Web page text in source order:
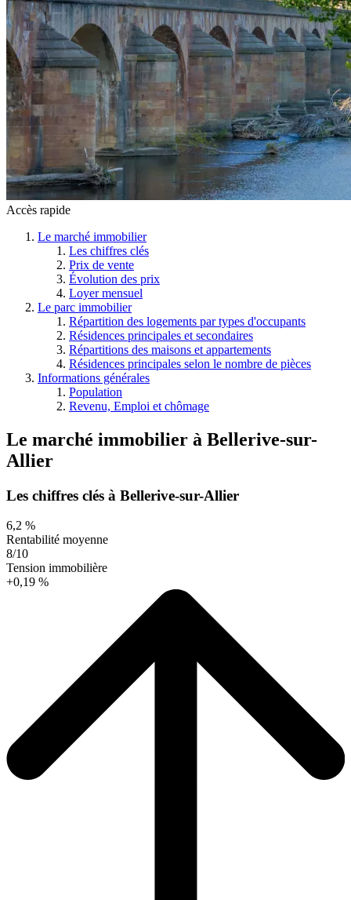
Accès rapide
Le marché immobilier
Les chiffres clés
Prix de vente
Évolution des prix
Loyer mensuel
Le parc immobilier
Répartition des logements par types d'occupants
Résidences principales et secondaires
Répartitions des maisons et appartements
Résidences principales selon le nombre de pièces
Informations générales
Population
Revenu, Emploi et chômage
Le marché immobilier à Bellerive-sur-
Allier
Les chiffres clés à Bellerive-sur-Allier
6,2 %
Rentabilité moyenne
8/10
Tension immobilière
+0,19 %